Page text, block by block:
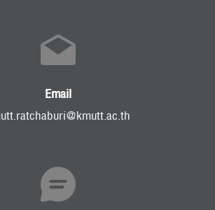
Email